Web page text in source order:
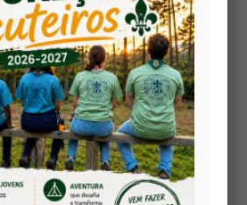
celebração, haverá um pequeno
mariana ou natalícia.
vindos!
e o Menino Jesus nos
tempo de graça.